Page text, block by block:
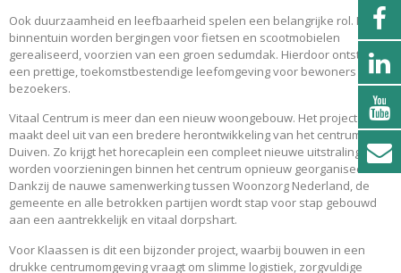
Ook duurzaamheid en leefbaarheid spelen een belangrijke rol. In de
binnentuin worden bergingen voor fietsen en scootmobielen
gerealiseerd, voorzien van een groen sedumdak. Hierdoor ontstaat
een prettige, toekomstbestendige leefomgeving voor bewoners én
bezoekers.
Vitaal Centrum is meer dan een nieuw woongebouw. Het project
maakt deel uit van een bredere herontwikkeling van het centrum van
Duiven. Zo krijgt het horecaplein een compleet nieuwe uitstraling en
worden voorzieningen binnen het centrum opnieuw georganiseerd.
Dankzij de nauwe samenwerking tussen Woonzorg Nederland, de
gemeente en alle betrokken partijen wordt stap voor stap gebouwd
aan een aantrekkelijk en vitaal dorpshart.
Voor Klaassen is dit een bijzonder project, waarbij bouwen in een
drukke centrumomgeving vraagt om slimme logistiek, zorgvuldige